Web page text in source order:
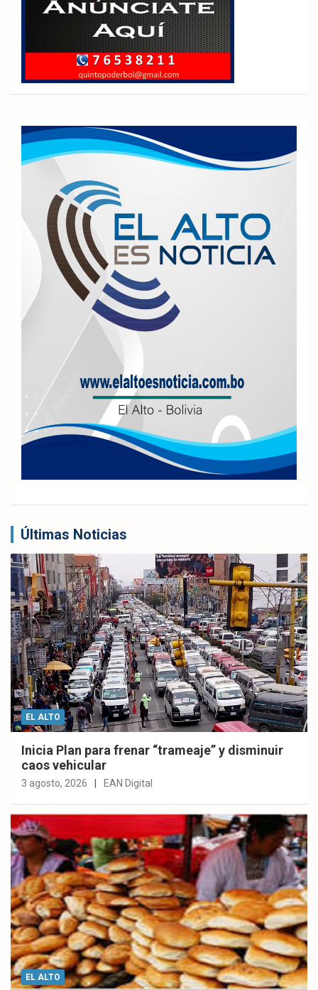
Últimas Noticias
EL ALTO
Inicia Plan para frenar “trameaje” y disminuir
caos vehicular
3 agosto, 2026 EAN Digital
EL ALTO